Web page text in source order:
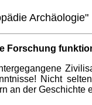
Archäologie"
Forschung
Nicht
an der